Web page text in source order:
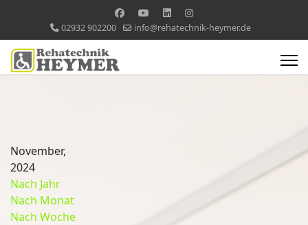
02932 902200 info@rehatechnik-heymer.de
November,
2024
Nach Jahr
Nach Monat
Nach Woche